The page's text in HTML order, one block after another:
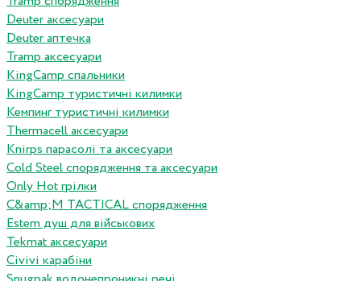
Deuter аксесуари
Deuter аптечка
Tramp аксесуари
KingCamp спальники
KingCamp туристичні килимки
Кемпинг туристичні килимки
Thermacell аксесуари
Knirps парасолі та аксесуари
Cold Steel спорядження та аксесуари
Only Hot грілки
C&amp;M TACTICAL спорядження
Estem душ для військових
Tekmat аксесуари
Сivivi карабіни